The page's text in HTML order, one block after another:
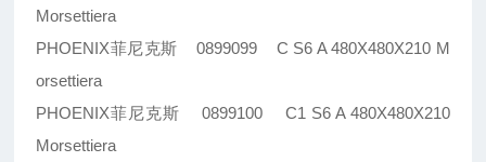
Morsettiera
PHOENIX菲尼克斯 0899099 C S6 A 480X480X210 M
orsettiera
PHOENIX菲尼克斯 0899100 C1 S6 A 480X480X210
Morsettiera